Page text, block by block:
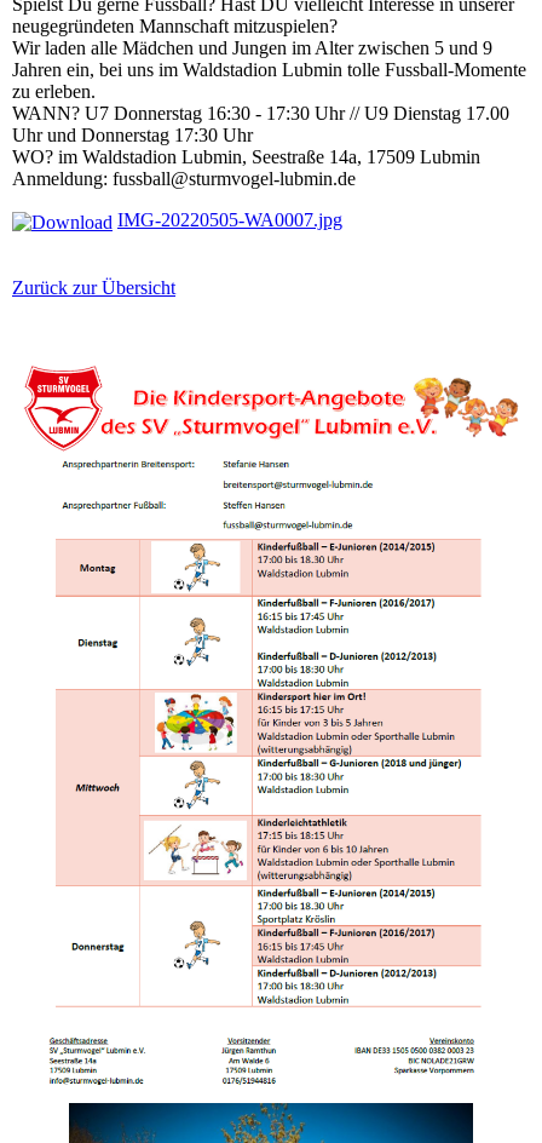
neugegründeten Mannschaft mitzuspielen?
Wir laden alle Mädchen und Jungen im Alter zwischen 5 und 9
Jahren ein, bei uns im Waldstadion Lubmin tolle Fussball-Momente
zu erleben.
WANN? U7 Donnerstag 16:30 - 17:30 Uhr // U9 Dienstag 17.00
Uhr und Donnerstag 17:30 Uhr
WO? im Waldstadion Lubmin, Seestraße 14a, 17509 Lubmin
Anmeldung: fussball@sturmvogel-lubmin.de
IMG-20220505-WA0007.jpg
Zurück zur Übersicht